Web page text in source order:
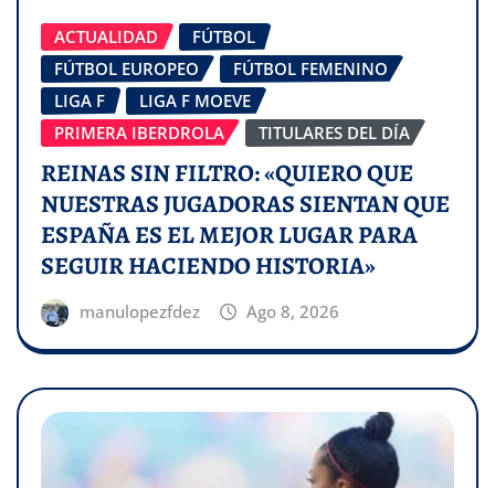
ACTUALIDAD
FÚTBOL
FÚTBOL EUROPEO
FÚTBOL FEMENINO
LIGA F
LIGA F MOEVE
PRIMERA IBERDROLA
TITULARES DEL DÍA
REINAS SIN FILTRO: «QUIERO QUE
NUESTRAS JUGADORAS SIENTAN QUE
ESPAÑA ES EL MEJOR LUGAR PARA
SEGUIR HACIENDO HISTORIA»
manulopezfdez Ago 8, 2026